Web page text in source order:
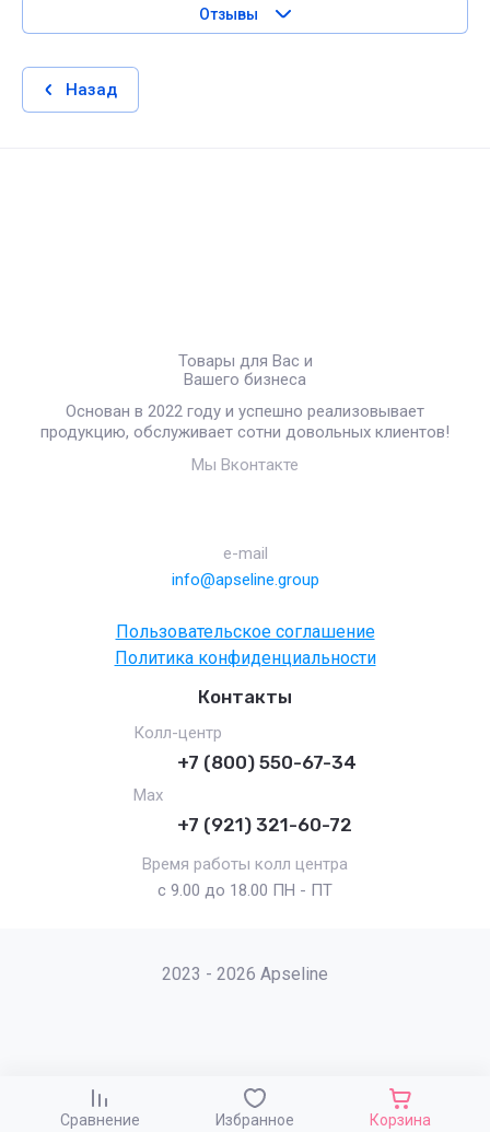
Сравнение Избранное Корзина
Отзывы
Назад
Товары для Вас и
Вашего бизнеса
Основан в 2022 году и успешно реализовывает
продукцию, обслуживает сотни довольных клиентов!
Мы Вконтакте
e-mail
info@apseline.group
Пользовательское соглашение
Политика конфиденциальности
Контакты
Колл-центр
+7 (800) 550-67-34
Max
+7 (921) 321-60-72
Время работы колл центра
с 9.00 до 18.00 ПН - ПТ
2023 - 2026 Apseline